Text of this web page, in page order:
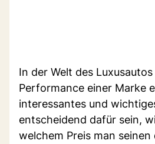
In der Welt des
Performance einer Marke
interessantes und
entscheidend dafür sein,
welchem Preis man